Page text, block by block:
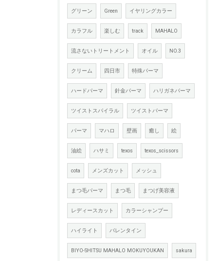
グリーン Green イヤリングカラー
カラフル 楽しむ track MAHALO
流さないトリートメント オイル NO.3
クリーム 四日市 特殊パーマ
ハードパーマ 針金パーマ ハリガネパーマ
ツイストスパイラル ツイストパーマ
パーマ マハロ 壁画 癒し 絵
油絵 ハサミ texos texos_scissors
cota メンズカット メッシュ
まつ毛パーマ まつ毛 まつげ美容液
レディースカット カラーシャンプー
ハイライト バレンタイン
BIYO-SHITSU MAHALO MOKUYOUKAN sakura